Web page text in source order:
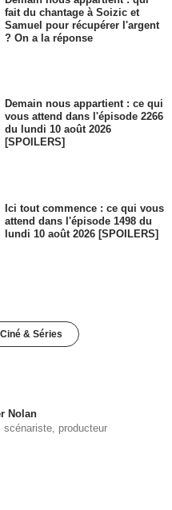
fait du chantage à Soizic et
Samuel pour récupérer l'argent
? On a la réponse
Demain nous appartient : ce qui
vous attend dans l'épisode 2266
du lundi 10 août 2026
[SPOILERS]
Ici tout commence : ce qui vous
attend dans l'épisode 1498 du
lundi 10 août 2026 [SPOILERS]
& Séries
Nolan
scénariste, producteur